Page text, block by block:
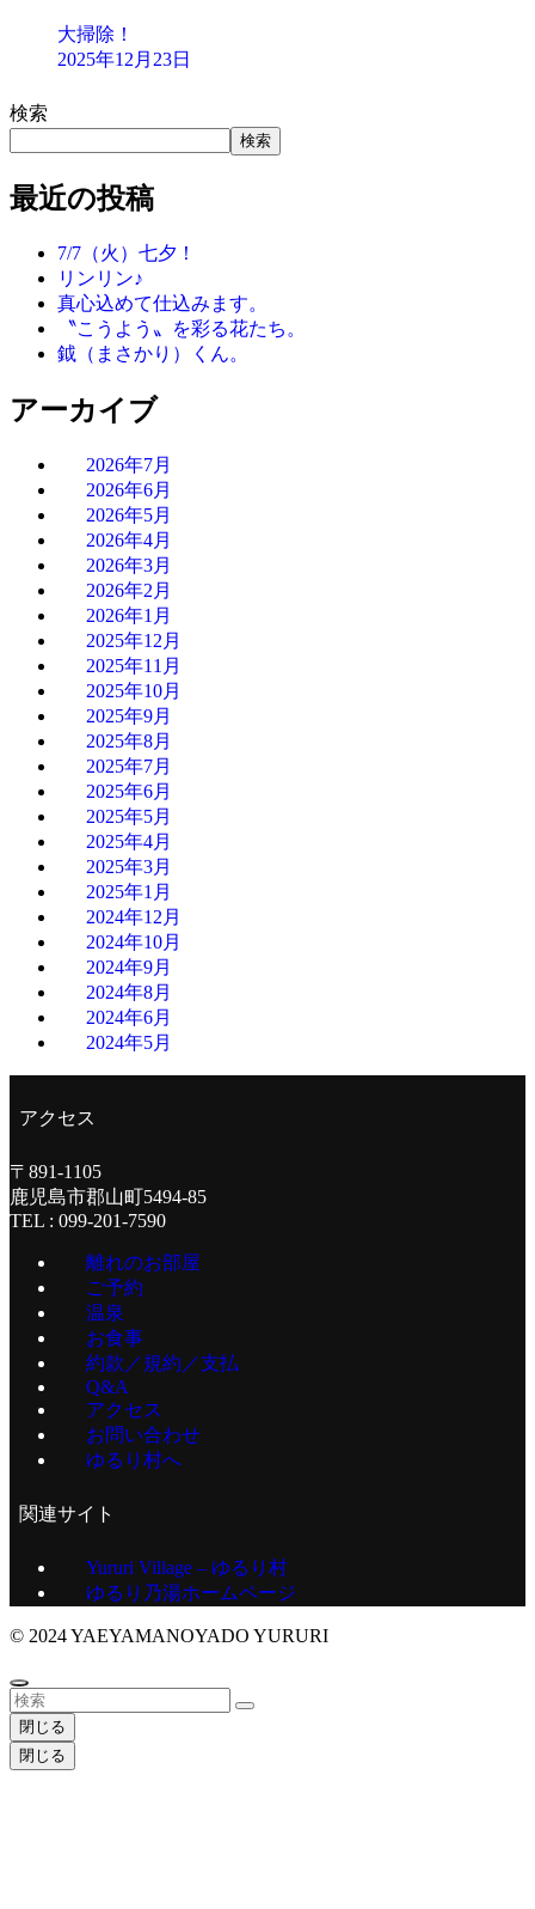
大掃除！
2025年12月23日
検索
検索
最近の投稿
7/7（火）七夕！
リンリン♪
真心込めて仕込みます。
〝こうよう〟を彩る花たち。
鉞（まさかり）くん。
アーカイブ
2026年7月
2026年6月
2026年5月
2026年4月
2026年3月
2026年2月
2026年1月
2025年12月
2025年11月
2025年10月
2025年9月
2025年8月
2025年7月
2025年6月
2025年5月
2025年4月
2025年3月
2025年1月
2024年12月
2024年10月
2024年9月
2024年8月
2024年6月
2024年5月
アクセス
〒891-1105
鹿児島市郡山町5494-85
TEL : 099-201-7590
離れのお部屋
ご予約
温泉
お食事
約款／規約／支払
Q&A
アクセス
お問い合わせ
ゆるり村へ
関連サイト
Yururi Village – ゆるり村
ゆるり乃湯ホームページ
© 2024 YAEYAMANOYADO YURURI
閉じる
閉じる